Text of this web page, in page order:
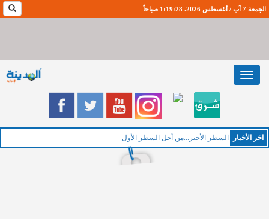
الجمعة 7 آب / أغسطس 2026. 1:19:28 صباحاً
Toggle
navigation
اخر اﻷخبار الخمي